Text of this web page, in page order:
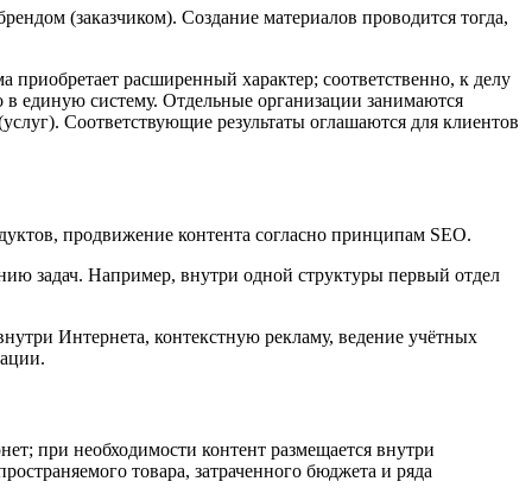
(заказчиком). Создание материалов проводится тогда,
расширенный характер; соответственно, к делу
единую систему. Отдельные организации занимаются
Соответствующие результаты оглашаются для клиентов
продвижение контента согласно принципам SEO.
задач. Например, внутри одной структуры первый отдел
Интернета, контекстную рекламу, ведение учётных
при необходимости контент размещается внутри
товара, затраченного бюджета и ряда